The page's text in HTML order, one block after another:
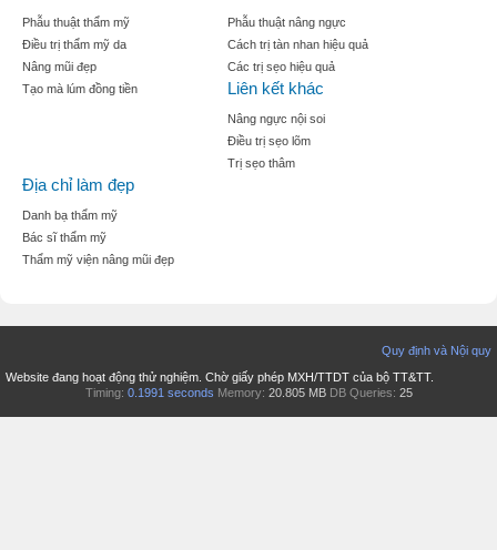
Phẫu thuật thẩm mỹ
Điều trị thẩm mỹ da
Nâng mũi đẹp
Tạo mà lúm đồng tiền
Phẫu thuật nâng ngực
Cách trị tàn nhan hiệu quả
Các trị sẹo hiệu quả
Liên kết khác
Nâng ngực nội soi
Điều trị sẹo lõm
Trị sẹo thâm
Địa chỉ làm đẹp
Danh bạ thẩm mỹ
Bác sĩ thẩm mỹ
Thẩm mỹ viện nâng mũi đẹp
Quy định và Nội quy
Website đang hoạt động thử nghiệm. Chờ giấy phép MXH/TTDT của bộ TT&TT.
Timing: 0.1991 seconds Memory: 20.805 MB DB Queries: 25